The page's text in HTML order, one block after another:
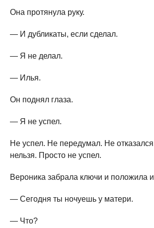
Она протянула руку.
— И дубликаты, если сделал.
— Я не делал.
— Илья.
Он поднял глаза.
— Я не успел.
Не успел. Не передумал. Не
нельзя. Просто не успел.
Вероника забрала ключи и положила
— Сегодня ты ночуешь у матери.
— Что?